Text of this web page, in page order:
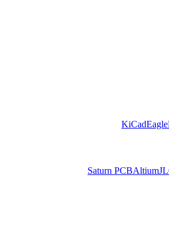
KiCadEagle
Saturn PCBAltium